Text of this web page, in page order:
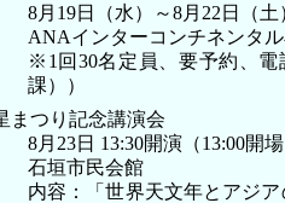
8月19日（水）～8月22日（土
ANAインターコンチネンタ
※1回30名定員、要予約、電
課））
まつり記念講演会
8月23日 13:30開演（13:00開場
石垣市民会館
内容：「世界天文年とアジ